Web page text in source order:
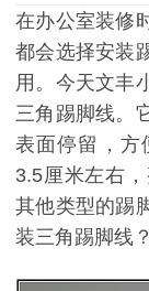
在办公室装修
都会选择安装
用。今天文丰
三角踢脚线。
表面停留，方
3.5厘米左右
其他类型的踢
装三角 踢脚线？